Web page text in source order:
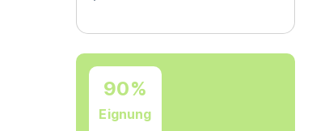
90%
Eignung